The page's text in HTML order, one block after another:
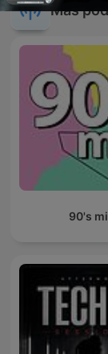
Más
90's